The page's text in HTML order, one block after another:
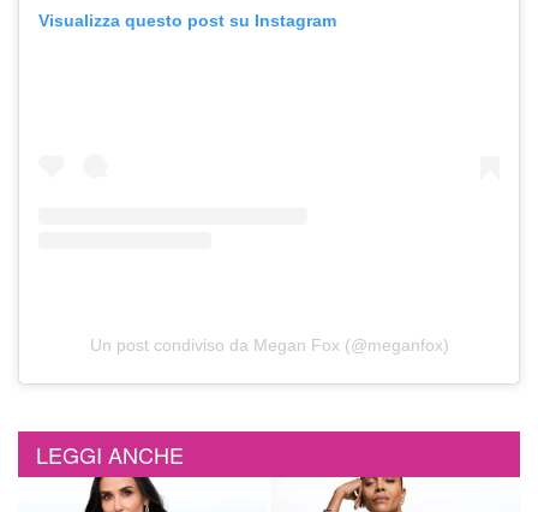
Visualizza questo post su Instagram
Un post condiviso da Megan Fox (@meganfox)
LEGGI ANCHE